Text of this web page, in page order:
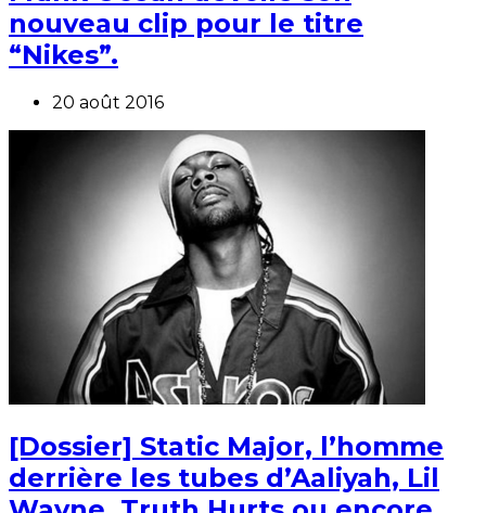
nouveau clip pour le titre
“Nikes”.
20 août 2016
[Dossier] Static Major, l’homme
derrière les tubes d’Aaliyah, Lil